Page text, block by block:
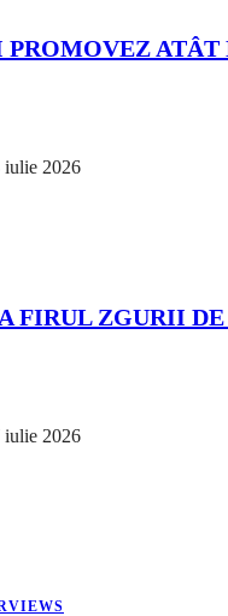
PROMOVEZ
iulie 2026
FIRUL ZGURII
iulie 2026